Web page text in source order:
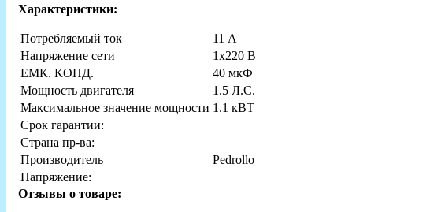
Характеристики:
Потребляемый ток
11 А
Напряжение сети
1х220 В
ЕМК. КОНД.
40 мкФ
Мощность двигателя
1.5 Л.С.
Максимальное значение мощности 1.1 кВТ
Срок гарантии:
Страна пр-ва:
Производитель
Pedrollo
Напряжение:
Отзывы о товаре: